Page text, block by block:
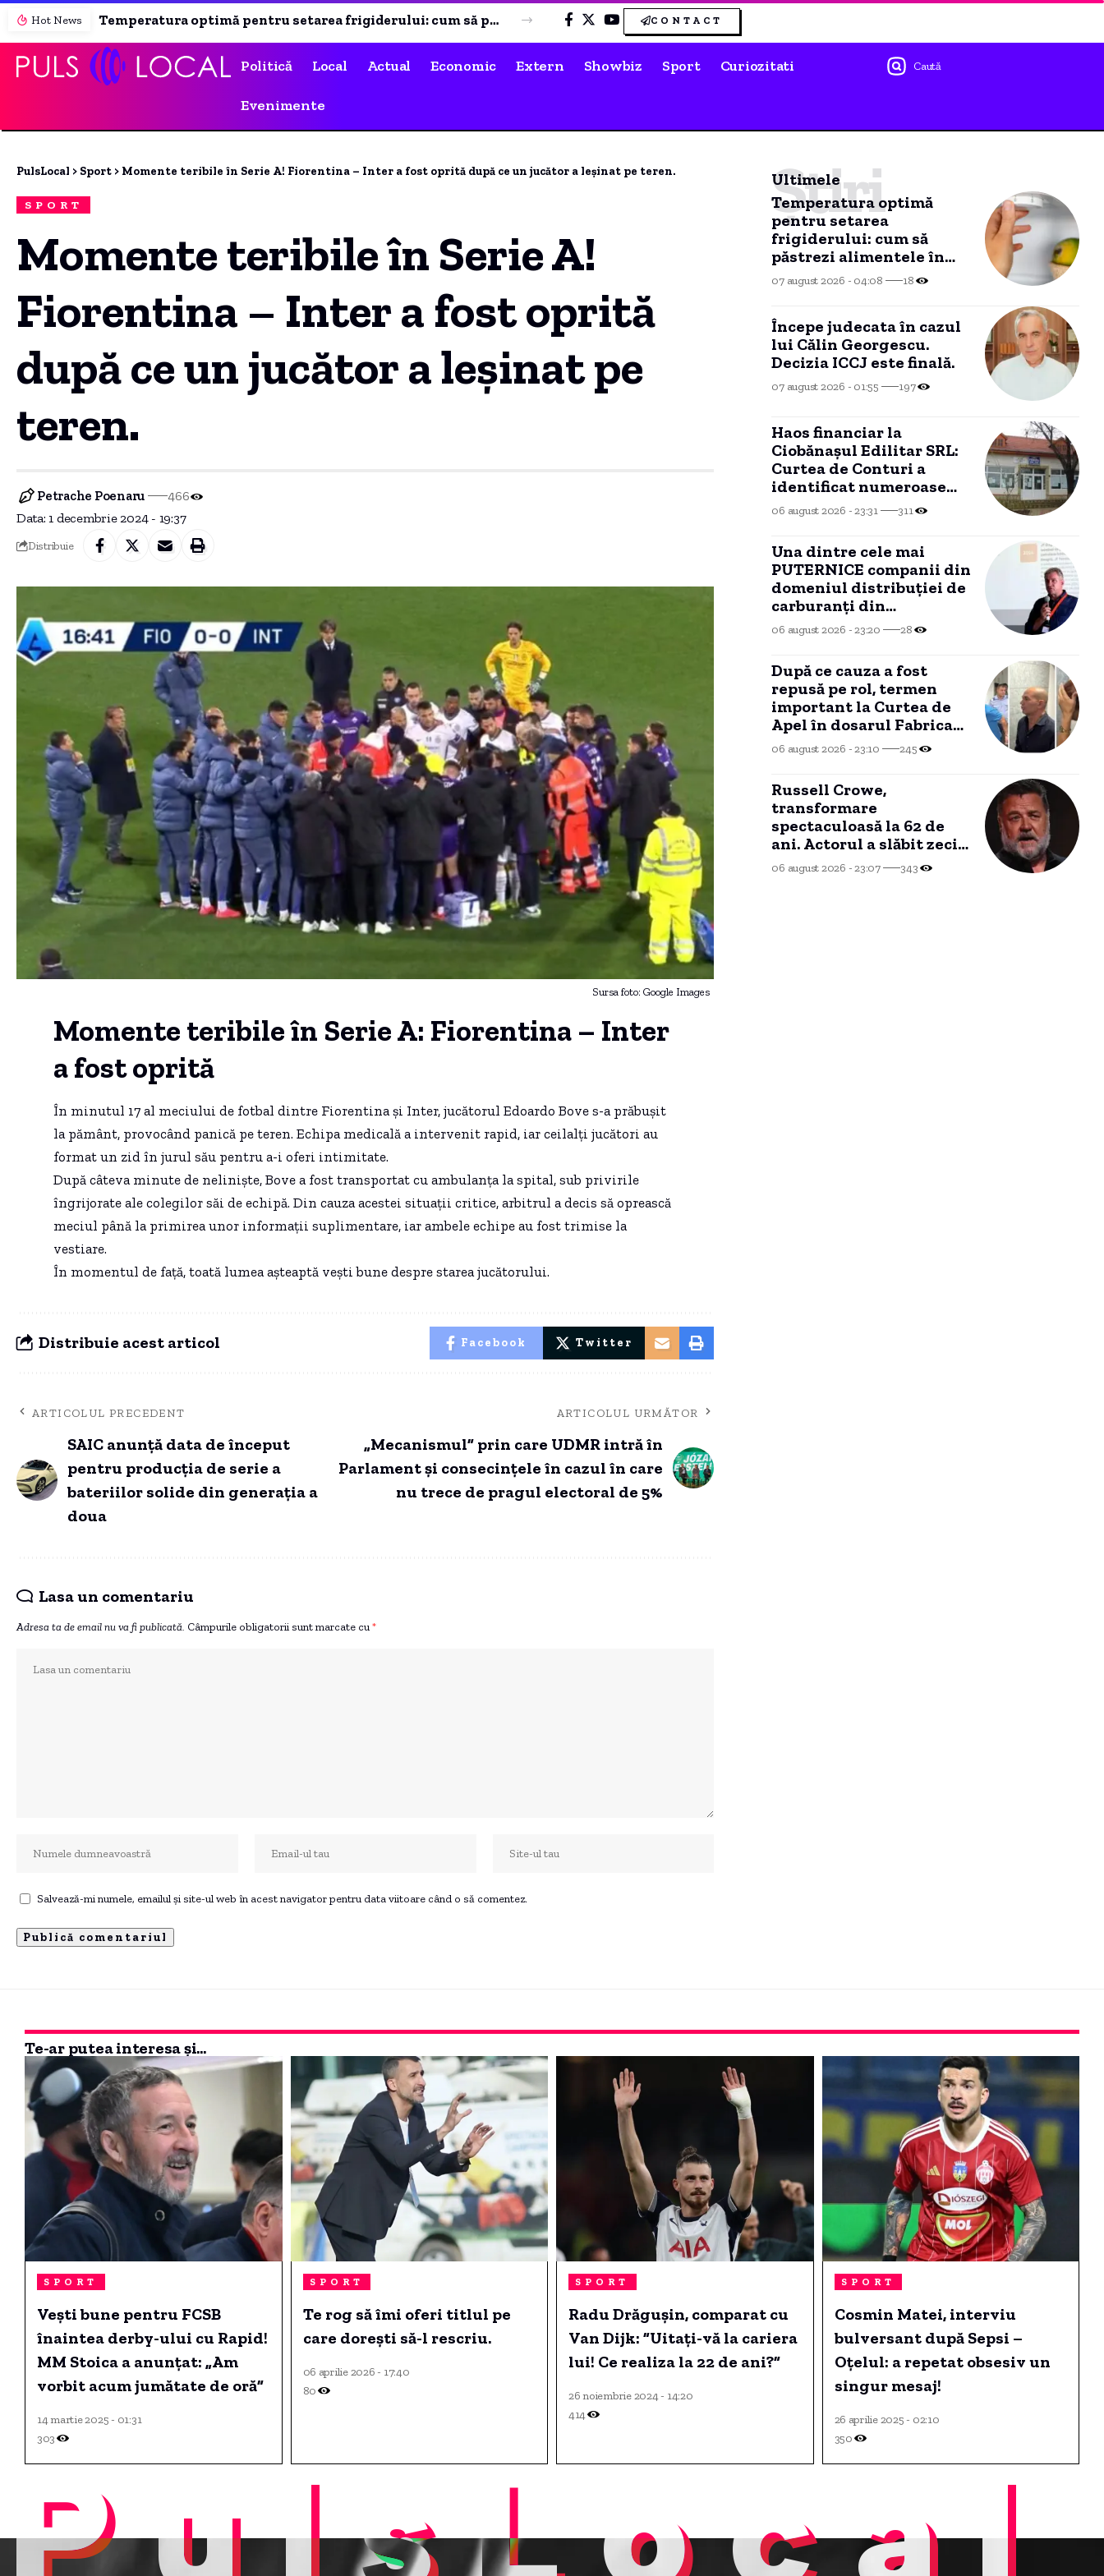
Hot News
Temperatura optimă pentru setarea frigiderului: cum să păstrezi alimentele în siguranță și să reduci consumul de energie Începe judecata în cazul lui Călin Georgescu. Decizia ICCJ este finală. CONTACT
Politică Local Actual Economic Extern Showbiz Sport Curiozitati
Evenimente
Caută
PulsLocal > Sport > Momente teribile în Serie A! Fiorentina – Inter a fost oprită după ce un jucător a leșinat pe teren.
SPORT
Momente teribile în Serie A!
Fiorentina – Inter a fost oprită
după ce un jucător a leșinat pe
teren.
Data: 1 decembrie 2024 - 19:37
Petrache Poenaru 466
Distribuie
Sursa foto: Google Images
Momente teribile în Serie A: Fiorentina – Inter
a fost oprită
În minutul 17 al meciului de fotbal dintre Fiorentina și Inter, jucătorul Edoardo Bove s-a prăbușit
la pământ, provocând panică pe teren. Echipa medicală a intervenit rapid, iar ceilalți jucători au
format un zid în jurul său pentru a-i oferi intimitate.
După câteva minute de neliniște, Bove a fost transportat cu ambulanța la spital, sub privirile
îngrijorate ale colegilor săi de echipă. Din cauza acestei situații critice, arbitrul a decis să oprească
meciul până la primirea unor informații suplimentare, iar ambele echipe au fost trimise la
vestiare.
În momentul de față, toată lumea așteaptă vești bune despre starea jucătorului.
Distribuie acest articol Facebook Twitter
ARTICOLUL PRECEDENT
SAIC anunță data de început
pentru producția de serie a
bateriilor solide din generația a
doua
ARTICOLUL URMĂTOR
„Mecanismul” prin care UDMR intră în
Parlament și consecințele în cazul în care
nu trece de pragul electoral de 5%
Lasa un comentariu
Adresa ta de email nu va fi publicată. Câmpurile obligatorii sunt marcate cu *
Salvează-mi numele, emailul și site-ul web în acest navigator pentru data viitoare când o să comentez.
Ultimele
Știri
Temperatura optimă
pentru setarea
frigiderului: cum să
păstrezi alimentele în
siguranță și să reduci
consumul de energie
07 august 2026 - 04:08 18
Începe judecata în cazul
lui Călin Georgescu.
Decizia ICCJ este finală.
07 august 2026 - 01:55 197
Haos financiar la
Ciobănașul Edilitar SRL:
Curtea de Conturi a
identificat numeroase
nereguli
06 august 2026 - 23:31 311
Una dintre cele mai
PUTERNICE companii din
domeniul distribuției de
carburanți din
CONSTANȚA, investiție
în Portul Tisovița.
06 august 2026 - 23:20 28
După ce cauza a fost
repusă pe rol, termen
important la Curtea de
Apel în dosarul Fabrica
de Moșteniri
06 august 2026 - 23:10 245
Russell Crowe,
transformare
spectaculoasă la 62 de
ani. Actorul a slăbit zeci
de kilograme și revine la
silueta din „Gladiatorul”
06 august 2026 - 23:07 343
Te-ar putea interesa și...
SPORT
Vești bune pentru FCSB
înaintea derby-ului cu Rapid!
MM Stoica a anunțat: „Am
vorbit acum jumătate de oră”
14 martie 2025 - 01:31
303
SPORT
Te rog să îmi oferi titlul pe
care dorești să-l rescriu.
06 aprilie 2026 - 17:40
80
SPORT
Radu Drăgușin, comparat cu
Van Dijk: ”Uitați-vă la cariera
lui! Ce realiza la 22 de ani?”
26 noiembrie 2024 - 14:20
414
SPORT
Cosmin Matei, interviu
bulversant după Sepsi –
Oțelul: a repetat obsesiv un
singur mesaj!
26 aprilie 2025 - 02:10
350
PulsLocal